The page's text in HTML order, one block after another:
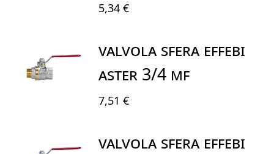
5,34 €
VALVOLA SFERA EFFEBI
ASTER 3/4 MF
7,51 €
VALVOLA SFERA EFFEBI